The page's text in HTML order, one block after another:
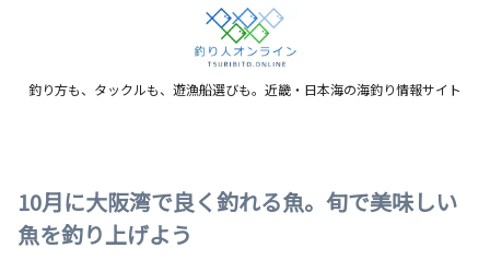
釣り方も、タックルも、遊漁船選びも。近畿・日本海の海釣り情報サイト
10月に大阪湾で良く釣れる魚。旬で美味しい
魚を釣り上げよう